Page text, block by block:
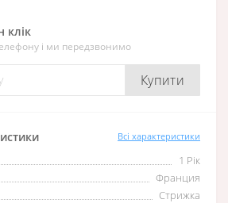
клік
і ми передзвонимо
Купити
Всі характеристики
1 Рік
Франция
Стрижка